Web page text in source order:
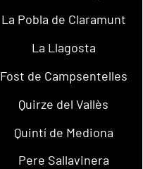
La Pobla de Claramunt
La Llagosta
Fost de Campsentelles
Quirze del Vallès
Quintí de Mediona
Pere Sallavinera